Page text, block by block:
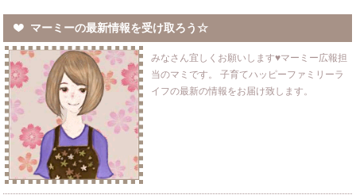
マーミーの最新情報を受け取ろう☆
みなさん宜しくお願いします♥マーミー広報担
当のマミです。 子育てハッピーファミリーラ
イフの最新の情報をお届け致します。